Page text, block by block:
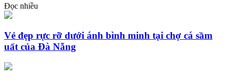
Đọc nhiều
Vẻ đẹp rực rỡ dưới ánh bình minh tại chợ cá sầm
uất của Đà Nẵng